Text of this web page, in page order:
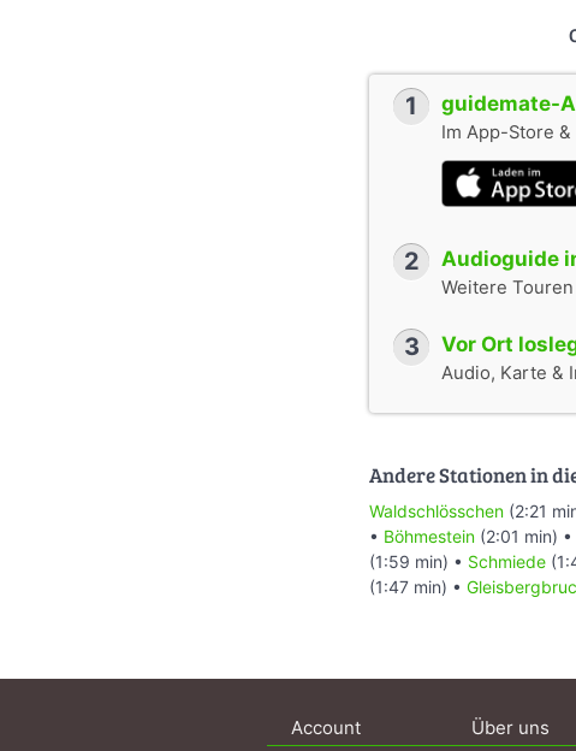
1 guidemate-
Im App-Store
2 Audioguide
Weitere
3 Vor Ort
Audio, Karte &
Andere Stationen in
Waldschlösschen (2:21
• Böhmestein (2:01 min) •
(1:59 min) • Schmiede
(1:47 min) •
Account Über uns